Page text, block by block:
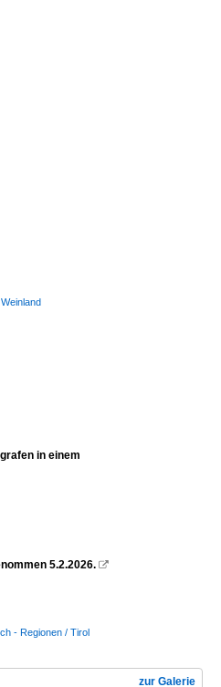
in einem
5.2.2026. 
- Regionen / Tirol
zur Galerie